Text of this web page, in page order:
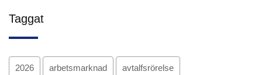
Taggat
2026 arbetsmarknad avtalfsrörelse